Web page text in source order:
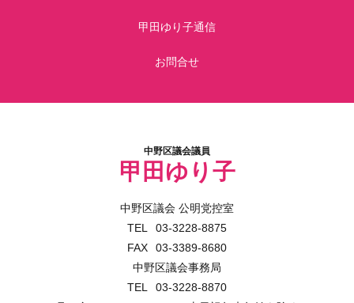
甲田ゆり子通信
お問合せ
中野区議会議員
甲田ゆり子
中野区議会 公明党控室
03-3228-8875
03-3389-8680
中野区議会事務局
03-3228-8870